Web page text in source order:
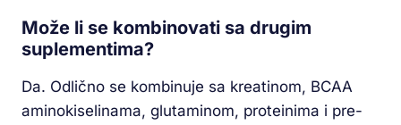
Može li se kombinovati sa drugim
suplementima?
Da. Odlično se kombinuje sa kreatinom, BCAA
aminokiselinama, glutaminom, proteinima i pre-